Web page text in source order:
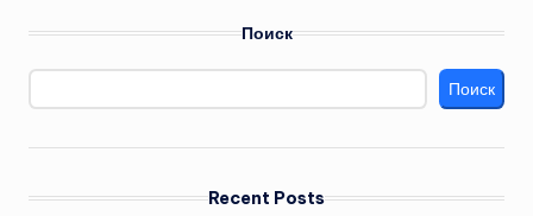
Поиск
Поиск
Recent Posts